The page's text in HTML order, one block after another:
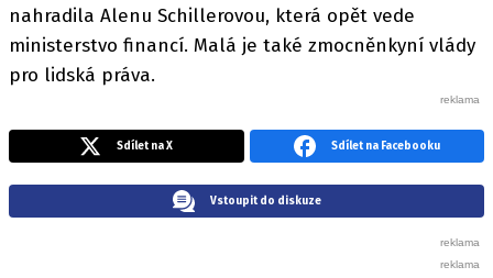
nahradila Alenu Schillerovou, která opět vede
ministerstvo financí. Malá je také zmocněnkyní vlády
pro lidská práva.
Sdílet na X Sdílet na Facebooku
Vstoupit do diskuze